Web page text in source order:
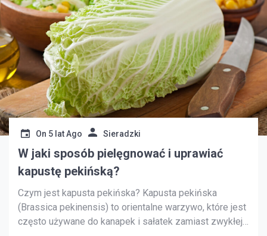
On 5 lat Ago Sieradzki
W jaki sposób pielęgnować i uprawiać
kapustę pekińską?
Czym jest kapusta pekińska? Kapusta pekińska
(Brassica pekinensis) to orientalne warzywo, które jest
często używane do kanapek i sałatek zamiast zwykłej